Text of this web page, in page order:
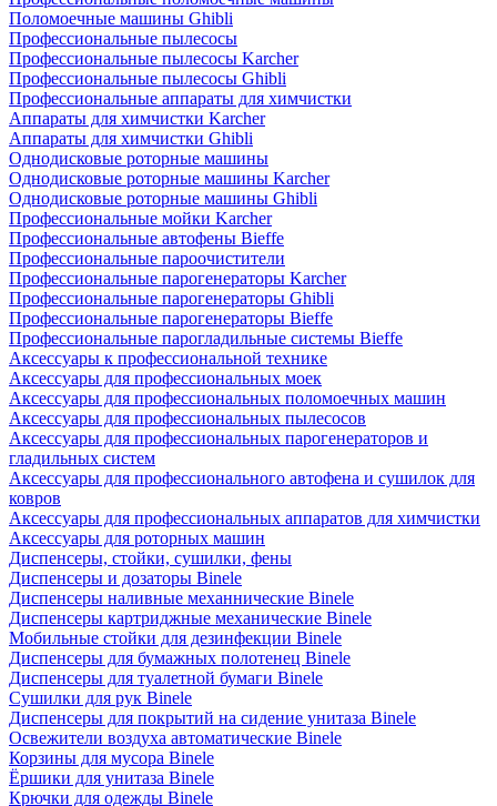
Поломоечные машины Ghibli
Профессиональные пылесосы
Профессиональные пылесосы Karcher
Профессиональные пылесосы Ghibli
Профессиональные аппараты для химчистки
Аппараты для химчистки Karcher
Аппараты для химчистки Ghibli
Однодисковые роторные машины
Однодисковые роторные машины Karcher
Однодисковые роторные машины Ghibli
Профессиональные мойки Karcher
Профессиональные автофены Bieffe
Профессиональные пароочистители
Профессиональные парогенераторы Karcher
Профессиональные парогенераторы Ghibli
Профессиональные парогенераторы Bieffe
Профессиональные парогладильные системы Bieffe
Аксессуары к профессиональной технике
Аксессуары для профессиональных моек
Аксессуары для профессиональных поломоечных машин
Аксессуары для профессиональных пылесосов
Аксессуары для профессиональных парогенераторов и
гладильных систем
Аксессуары для профессионального автофена и сушилок для
ковров
Аксессуары для профессиональных аппаратов для химчистки
Аксессуары для роторных машин
Диспенсеры, стойки, сушилки, фены
Диспенсеры и дозаторы Binele
Диспенсеры наливные механнические Binele
Диспенсеры картриджные механические Binele
Мобильные стойки для дезинфекции Binele
Диспенсеры для бумажных полотенец Binele
Диспенсеры для туалетной бумаги Binele
Сушилки для рук Binele
Диспенсеры для покрытий на сидение унитаза Binele
Освежители воздуха автоматические Binele
Корзины для мусора Binele
Ёршики для унитаза Binele
Крючки для одежды Binele